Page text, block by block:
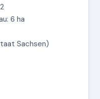
6 ha
Sachsen)